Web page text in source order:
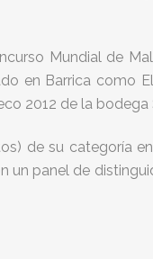
Mundial de
en Barrica como
2012 de la bodega
de su categoría
un panel de